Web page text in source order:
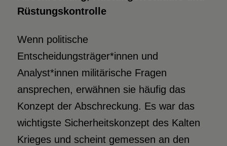
Rüstungskontrolle
Wenn politische
Entscheidungsträger*innen und
Analyst*innen militärische Fragen
ansprechen, erwähnen sie häufig das
Konzept der Abschreckung. Es war das
wichtigste Sicherheitskonzept des Kalten
Krieges und scheint gemessen an den